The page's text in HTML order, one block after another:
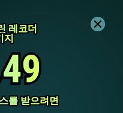
레코더
레코더
지
지
를 받으려면
를 받으려면